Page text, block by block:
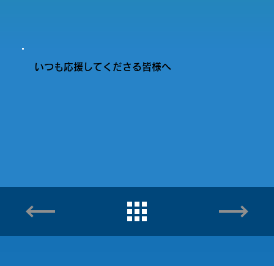
いつも応援してくださる皆様へ